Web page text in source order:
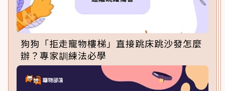
狗狗「拒走寵物樓梯」直接跳床跳沙發怎麼
辦？專家訓練法必學